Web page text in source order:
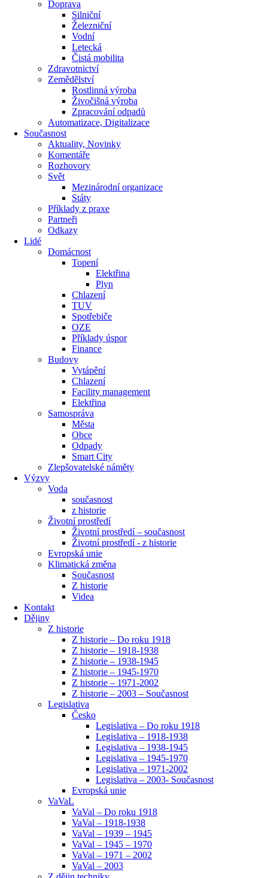
Doprava
Silniční
Železniční
Vodní
Letecká
Čistá mobilita
Zdravotnictví
Zemědělství
Rostlinná výroba
Živočišná výroba
Zpracování odpadů
Automatizace, Digitalizace
Současnost
Aktuality, Novinky
Komentáře
Rozhovory
Svět
Mezinárodní organizace
Státy
Příklady z praxe
Partneři
Odkazy
Lidé
Domácnost
Topení
Elektřina
Plyn
Chlazení
TUV
Spotřebiče
OZE
Příklady úspor
Finance
Budovy
Vytápění
Chlazení
Facility management
Elektřina
Samospráva
Města
Obce
Odpady
Smart City
Zlepšovatelské náměty
Výzvy
Voda
současnost
z historie
Životní prostředí
Životní prostředí – současnost
Životní prostředí ​- z historie
Evropská unie
Klimatická změna
Současnost
Z historie
Videa
Kontakt
Dějiny
Z historie
Z historie – Do roku 1918
Z historie – 1918-1938
Z historie – 1938-1945
Z historie – 1945-1970
Z historie – 1971-2002
Z historie – 2003 – Současnost
Legislativa
Česko
Legislativa – Do roku 1918
Legislativa – 1918-1938
Legislativa – 1938-1945
Legislativa – 1945-1970
Legislativa – 1971-2002
Legislativa – 2003- Současnost
Evropská unie
VaVaL
VaVal – Do roku 1918
VaVal – 1918-1938
VaVal – 1939 – 1945
VaVal – 1945 – 1970
VaVal – 1971 – 2002
VaVal – 2003